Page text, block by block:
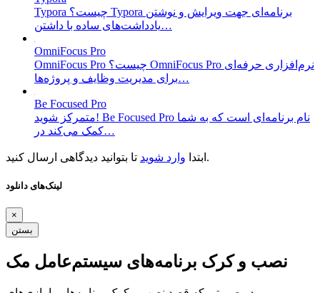
Typora چیست؟ Typora برنامه‌ای جهت ویرایش و نوشتن
یادداشت‌های ساده با داشتن…
OmniFocus Pro
OmniFocus Pro چیست؟ OmniFocus Pro نرم‌افزاری حرفه‌ای
برای مدیریت وظایف و پروژه‌ها…
Be Focused Pro
متمرکز شوید! Be Focused Pro نام برنامه‌ای است که به شما
کمک می‌کند در…
ابتدا وارد شوید تا بتوانید دیدگاهی ارسال کنید.
لینک‌های دانلود
×
بستن
نصب و کرک برنامه‌های سیستم‌عامل مک